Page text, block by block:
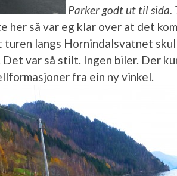
Parker godt ut til sida.
her så var eg klar over at det
langs Hornindalsvatnet
var så stilt. Ingen biler. Der
fra ein ny vinkel.